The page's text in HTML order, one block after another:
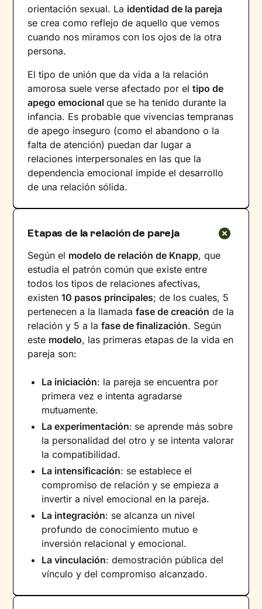
orientación sexual. La identidad de la pareja
se crea como reflejo de aquello que vemos
cuando nos miramos con los ojos de la otra
persona.
El tipo de unión que da vida a la relación
amorosa suele verse afectado por eltipo de
apego emocionalque se ha tenido durante la
infancia. Es probable que vivencias tempranas
de apego inseguro (como el abandono o la
falta de atención) puedan dar lugar a
relaciones interpersonales en las que la
dependencia emocional impide el desarrollo
de una relación sólida.
Etapas de la relación de pareja
Según el modelo de relación de Knapp, que
estudia el patrón común que existe entre
todos los tipos de relaciones afectivas,
existen10 pasos principales; de los cuales, 5
pertenecen a la llamadafase de creación de la
relación y 5 a lafase de finalización. Según
este modelo, las primeras etapas de la vida en
pareja son:
La iniciación: la pareja se encuentra por
primera vez e intenta agradarse
mutuamente.
La experimentación: se aprende más sobre
la personalidad del otro y se intenta valorar
la compatibilidad.
La intensificación: se establece el
compromiso de relación y se empieza a
invertir a nivel emocional en la pareja.
La integración: se alcanza un nivel
profundo de conocimiento mutuo e
inversión relacional y emocional.
La vinculación: demostración pública del
vínculo y del compromiso alcanzado.